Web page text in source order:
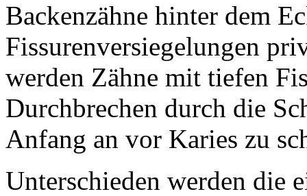
Backenzähne hinter dem
Fissurenversiegelungen
werden Zähne mit tiefen
Durchbrechen durch die
Anfang an vor Karies zu
Unterschieden werden die